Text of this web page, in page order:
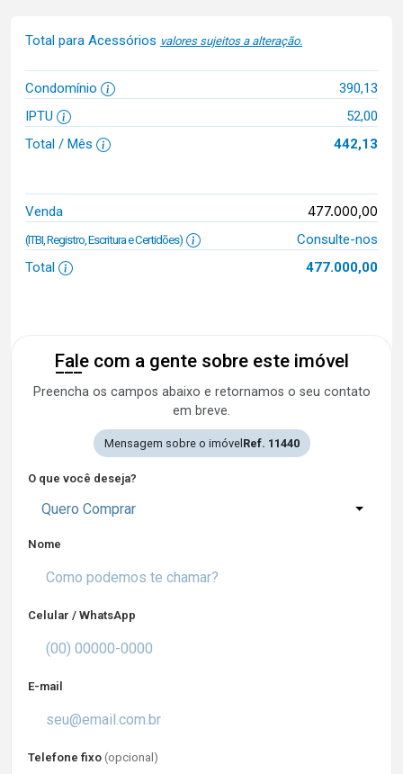
Total para Acessórios valores sujeitos a alteração.
Condomínio
390,13
IPTU
52,00
Total / Mês
442,13
Venda 477.000,00
(ITBI, Registro, Escritura e Certidões)
Consulte-nos
Total
477.000,00
Fale com a gente sobre este imóvel
Preencha os campos abaixo e retornamos o seu contato
em breve.
Mensagem sobre o imóvel Ref. 11440
O que você deseja?
Quero Comprar
Nome
Celular / WhatsApp
E-mail
Telefone fixo (opcional)